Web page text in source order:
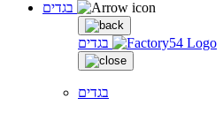
בגדים
בגדים